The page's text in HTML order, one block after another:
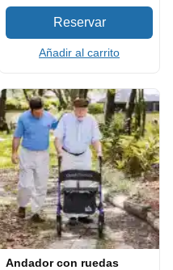
Añadir al carrito
Andador con ruedas